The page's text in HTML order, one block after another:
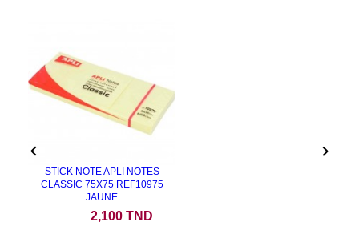
STICK NOTE APLI NOTES
CLASSIC 75X75 REF10975
JAUNE
2,100 TND
 